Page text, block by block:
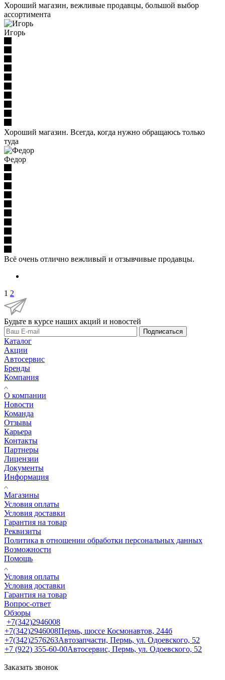
Хороший магазин, вежливые продавцы, большой выбор
ассортимента
Игорь
Хороший магазин. Всегда, когда нужно обращаюсь только
туда
Федор
Всё очень отлично вежливый и отзывчивые продавцы.
1 2
Будьте в курсе наших акций и новостей
Подписаться
Каталог
Акции
Автосервис
Бренды
Компания
О компании
Новости
Команда
Отзывы
Карьера
Контакты
Партнеры
Лицензии
Документы
Информация
Магазины
Условия оплаты
Условия доставки
Гарантия на товар
Реквизиты
Политика в отношении обработки персональных данных
Возможности
Помощь
Условия оплаты
Условия доставки
Гарантия на товар
Вопрос-ответ
Обзоры
+7(342)2946008
+7(342)2946008Пермь, шоссе Космонавтов, 244б
+7(342)2576263Автозапчасти, Пермь, ул. Одоевского, 52
+7 (922) 355-60-00Автосервис, Пермь, ул. Одоевского, 52
Заказать звонок